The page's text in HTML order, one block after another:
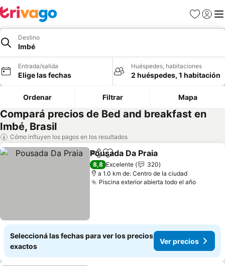
Favoritos
Iniciar
Destino
Imbé
Entrada/salida
Elige las fechas
Huéspedes, habitaciones
2 huéspedes, 1 habitación
Ordenar Filtrar Mapa
Compará precios de Bed and breakfast en
Imbé, Brasil
Cómo influyen los pagos en los resultados
CompartirAñadir a favoritos
Pousada Da Praia
8,8 Excelente
320
a 1.0 km de: Centro de la ciudad
Piscina exterior abierta todo el año
Seleccioná las fechas para ver los precios
exactos
Ver precios